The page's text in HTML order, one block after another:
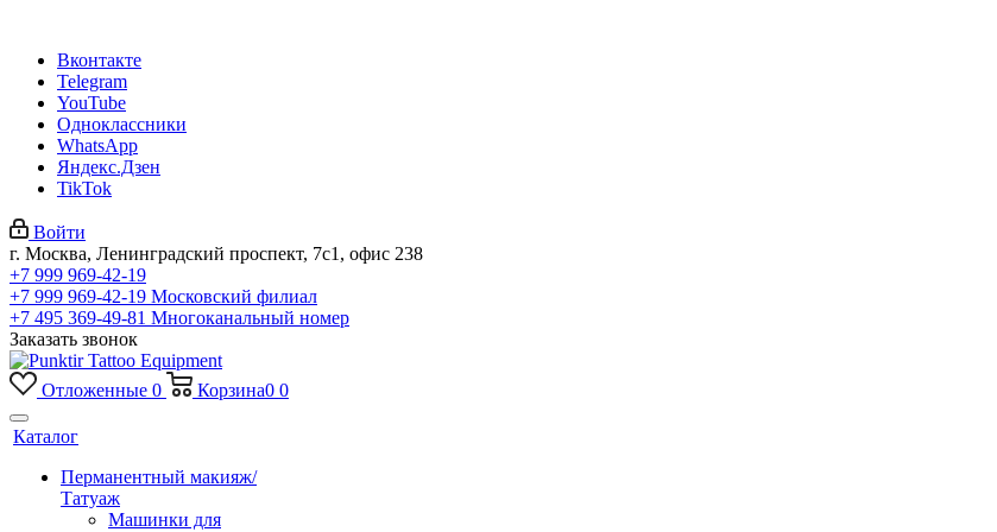
Вконтакте
Telegram
YouTube
Одноклассники
WhatsApp
Яндекс.Дзен
TikTok
Войти
г. Москва, Ленинградский проспект, 7с1, офис 238
+7 999 969-42-19
+7 999 969-42-19 Московский филиал
+7 495 369-49-81 Многоканальный номер
Заказать звонок
Отложенные 0 Корзина0 0
Каталог
Перманентный макияж/
Татуаж
Машинки для